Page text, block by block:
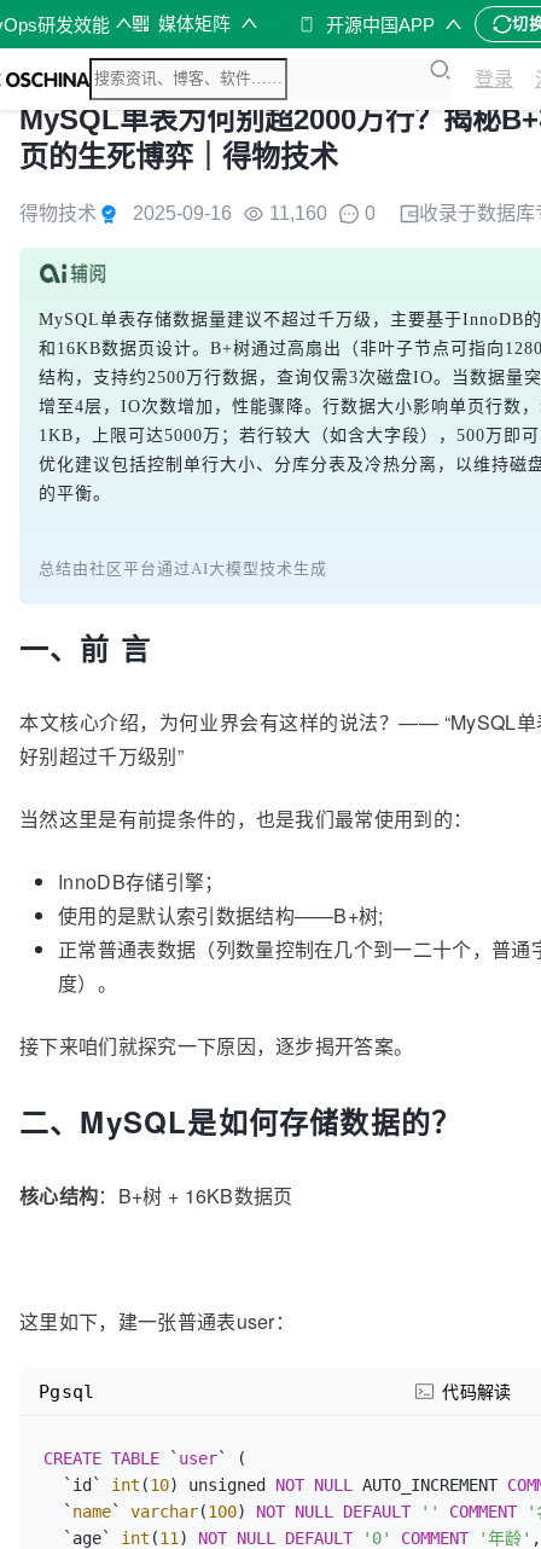
研发效能 媒体矩阵 开源中国APP 切
登录
MySQL单表为何别超2000万行？揭秘
页的生死博弈｜得物技术
得物技术 2025-09-16 11,160 0 收录于数据库
MySQL单表存储数据量建议不超过千万级，主要基于InnoDB
和16KB数据页设计。B+树通过高扇出（非叶子节点可指向
结构，支持约2500万行数据，查询仅需3次磁盘IO。当数据量
增至4层，IO次数增加，性能骤降。行数据大小影响单页行数
1KB，上限可达5000万；若行较大（如含大字段），500万即
优化建议包括控制单行大小、分库分表及冷热分离，以维持磁
的平衡。
总结由社区平台通过AI大模型技术生成
一、前 言
本文核心介绍，为何业界会有这样的说法？—— “MySQL
好别超过千万级别”
当然这里是有前提条件的，也是我们最常使用到的：
InnoDB存储引擎；
使用的是默认索引数据结构——B+树;
正常普通表数据（列数量控制在几个到一二十个，普通
度）。
接下来咱们就探究一下原因，逐步揭开答案。
二、MySQL是如何存储数据的？
核心结构：B+树 + 16KB数据页
这里如下，建一张普通表user：
CREATE TABLE ` user` (
`id` int (10) unsigned NOT NULL AUTO_INCREMENT
` name` varchar(100) NOT NULL DEFAULT '' COMMENT
'
`age` int (11 ) NOT NULL DEFAULT '0' COMMENT '年龄' ,
Pgsql 代码解读